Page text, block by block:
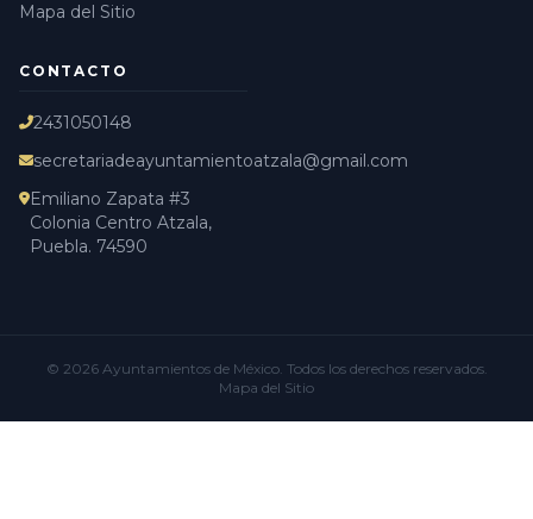
Mapa del Sitio
CONTACTO
2431050148
secretariadeayuntamientoatzala@gmail.com
Emiliano Zapata #3
Colonia Centro Atzala,
Puebla. 74590
© 2026 Ayuntamientos de México. Todos los derechos reservados.
Mapa del Sitio